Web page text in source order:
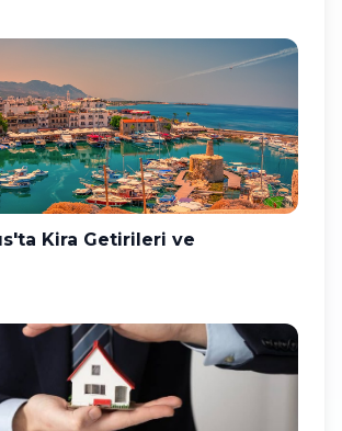
Kira Getirileri ve